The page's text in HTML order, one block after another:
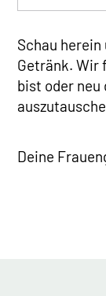
Schau herein
Getränk. Wir
bist oder
Deine